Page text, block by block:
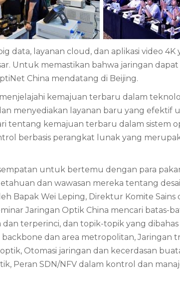
data, layanan cloud, dan aplikasi video
Untuk memastikan bahwa jaringan
China mendatang di Beijing.
kemajuan terbaru dalam
menyediakan layanan baru yang efektif
tentang kemajuan terbaru dalam sistem
berbasis perangkat lunak yang
untuk bertemu dengan para
dan wawasan mereka tentang
Bapak Wei Leping, Direktur Komite Sains
Jaringan Optik China mencari batas-
dan terperinci, dan topik-topik yang
dan area metropolitan, Jaringan
Otomasi jaringan dan kecerdasan
Peran SDN/NFV dalam kontrol dan